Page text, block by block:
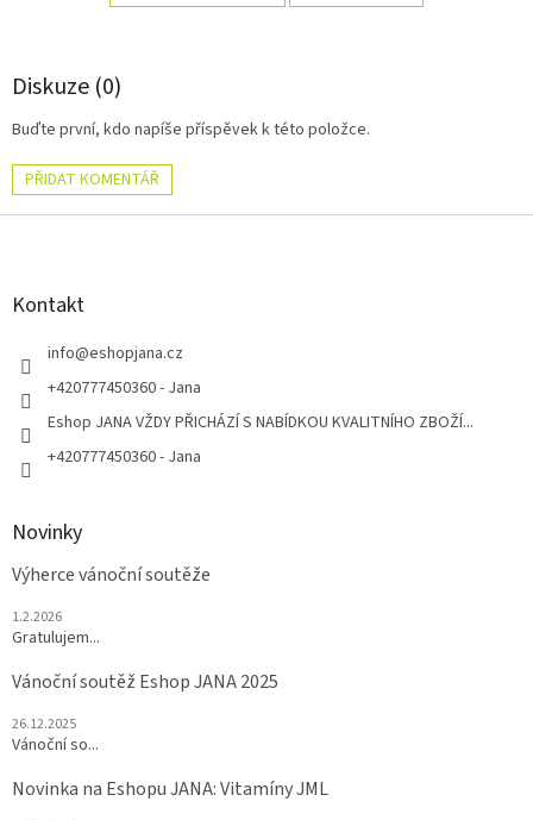
Diskuze (0)
Buďte první, kdo napíše příspěvek k této položce.
PŘIDAT KOMENTÁŘ
Z
Kontakt
info@eshopjana.cz
+420777450360 - Jana
Eshop JANA VŽDY PŘICHÁZÍ S NABÍDKOU KVALITNÍHO ZBOŽÍ...
+420777450360 - Jana
Novinky
Výherce vánoční soutěže
1.2.2026
Gratulujem...
Vánoční soutěž Eshop JANA 2025
26.12.2025
Vánoční so...
Novinka na Eshopu JANA: Vitamíny JML